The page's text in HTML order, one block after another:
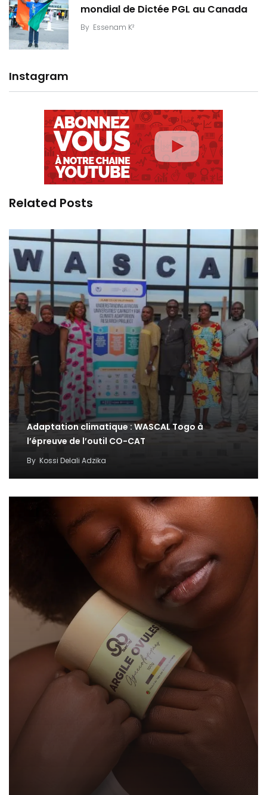
mondial de Dictée PGL au Canada
By Essenam K²
Instagram
Related Posts
Adaptation climatique : WASCAL Togo à
l’épreuve de l’outil CO-CAT
By Kossi Delali Adzika